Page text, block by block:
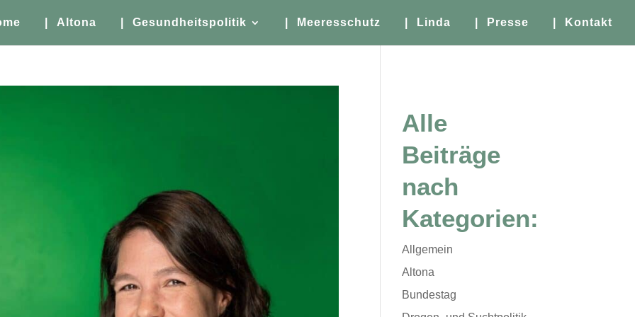
| Altona | Gesundheitspolitik | Meeresschutz | Linda | Presse | Kontakt
Alle
Beiträge
nach
Kategorien:
Allgemein
Altona
Bundestag